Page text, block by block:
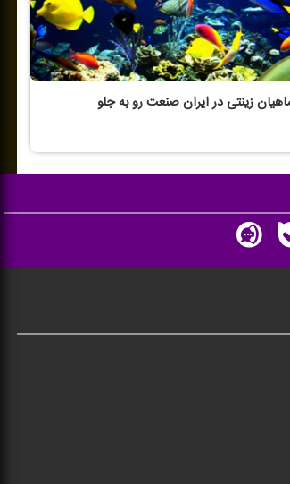
زینتی در ایران صنعت رو به جلو